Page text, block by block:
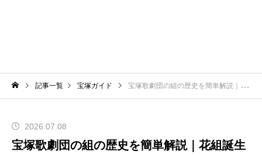
記事一覧 宝塚ガイド 宝塚歌劇団の組の歴史を簡単解説｜花組誕生から宙組までの流れがわかる
2026.07.08
宝塚歌劇団の組の歴史を簡単解説｜花組誕生